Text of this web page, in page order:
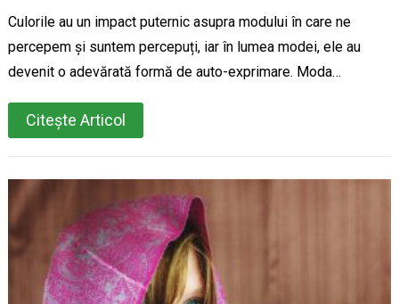
Culorile au un impact puternic asupra modului în care ne
percepem și suntem percepuți, iar în lumea modei, ele au
devenit o adevărată formă de auto-exprimare. Moda…
Citește Articol